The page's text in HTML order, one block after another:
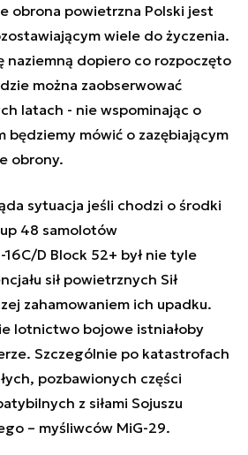
obrona powietrzna Polski jest
wiele do życzenia.
naziemną dopiero co rozpoczęto
można zaobserwować
latach - nie wspominając o
będziemy mówić o zazębiającym
obrony.
sytuacja jeśli chodzi o środki
48 samolotów
D Block 52+ był nie tyle
sił powietrznych Sił
zahamowaniem ich upadku.
lotnictwo bojowe istniałoby
Szczególnie po katastrofach
pozbawionych części
z siłami Sojuszu
– myśliwców MiG-29.